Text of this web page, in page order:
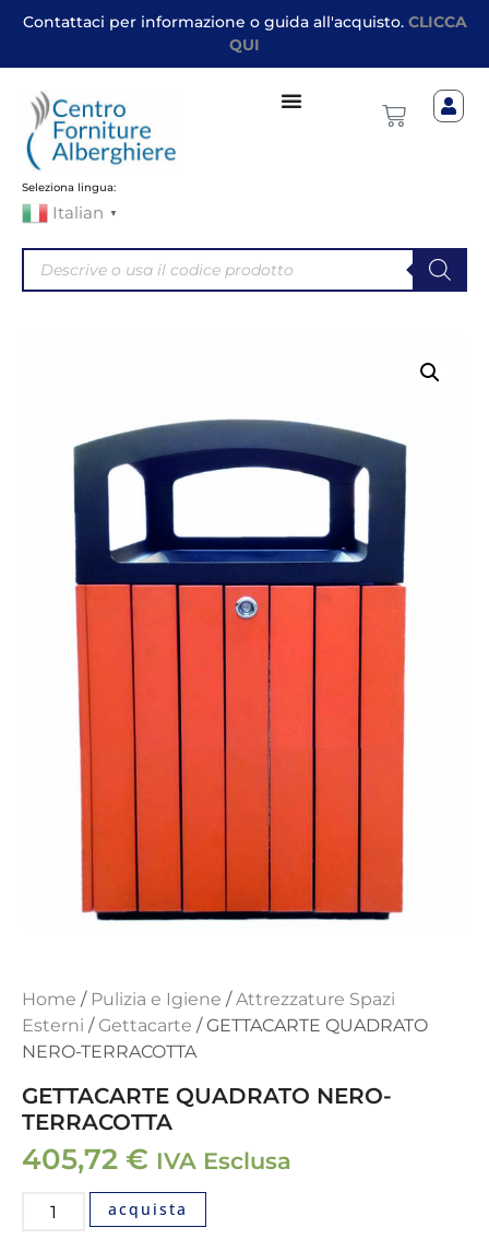
Contattaci per informazione o guida all'acquisto. CLICCA
QUI
Seleziona lingua:
Italian ▼
Home / Pulizia e Igiene /Attrezzature Spazi
Esterni / Gettacarte / GETTACARTE QUADRATO
NERO-TERRACOTTA
GETTACARTE QUADRATO NERO-
TERRACOTTA
405,72 € IVA Esclusa
acquista